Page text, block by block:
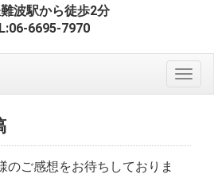
波駅から徒歩2分
6695-7970
のご感想をお待ちしておりま